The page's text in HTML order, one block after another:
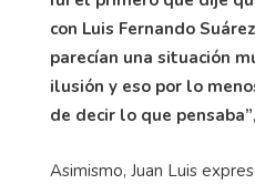
con Luis Fernando
parecían una situación
ilusión y eso por lo
de decir lo que pensaba”
Asimismo, Juan Luis